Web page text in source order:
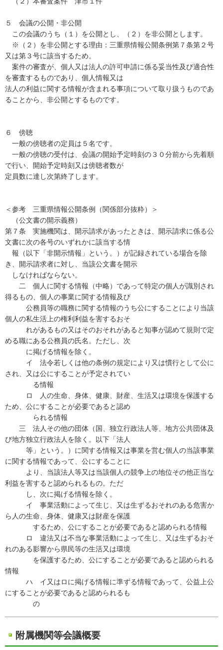
５ 会議の公開・非公開
この会議のうち（１）を公開とし、（２）を非公開とします。
※（２）を非公開とする理由：三重県情報公開条例第７条第２号
又は第３号に該当するため。
案件の審査が、個人又は法人の許可申請に係る妥当性及び適合性
を審査するものであり、個人情報又は
法人の利益に関する情報が含まれる事項について取り扱うものであ
ることから、非公開とするものです。
６ 傍聴
一般の傍聴者の定員は５名です。
一般の傍聴の受付は、会議の開始予定時刻の３０分前から先着順
で行い、開始予定時刻又は傍聴者数が
定員数に達し次第終了します。
＜参考 三重県情報公開条例（関係部分抜粋）＞
（公文書の開示義務）
第７条 実施機関は、開示請求があったときは、開示請求に係る公
文書に次の各号のいずれかに該当する情
報（以下「非開示情報」という。）が記録されている場合を除
き、開示請求者に対し、当該公文書を開示
しなければならない。
二 個人に関する情報（中略）であって特定の個人が識別され
得るもの、個人の事業に関する情報及び
公務員等の職務に関する情報のうち公にすることにより当該
個人の私生活上の権利利益を害するおそ
れがあるもの又はそのおそれがあると知事が認めて規則で定
める職にある公務員の氏名。ただし、次
に掲げる情報を除く。
イ 法令若しくは他の条例の規定により又は慣行として公に
され、又は公にすることが予定されてい
る情報
ロ 人の生命、身体、健康、財産、生活又は環境を保護する
ため、公にすることが必要であると認め
られる情報
三 法人その他の団体（国、独立行政法人等、地方公共団体及
び地方独立行政法人を除く。以下「法人
等」という。）に関する情報又は事業を営む個人の当該事業
に関する情報であって、公にすることに
より、当該法人等又は当該個人の競争上の地位その他正当な
利益を害すると認められるもの。ただ
し、次に掲げる情報を除く。
イ 事業活動によって生じ、又は生ずるおそれのある危害か
ら人の生命、身体、健康又は財産を保護
するため、公にすることが必要であると認められる情報
ロ 違法又は不当な事業活動によって生じ、又は生ずるおそ
れのある影響から県民等の生活又は環境
を保護するため、公にすることが必要であると認められる
情報
ハ イ又はロに掲げる情報に準ずる情報であって、公益上公
にすることが必要であると認められるも
の
附属機関等会議概要